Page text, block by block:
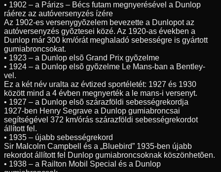
• 1902 – a Párizs – Bécs futam megnyerésével a Dunlop
ráérez az autóversenyzés ízére
Az 1902-es versenygyõzelem bevezette a Dunlopot az
autóversenyzés gyõztesei közé. Az 1920-as években a
Dunlop már 300 km/órát meghaladó sebességre is gyártott
gumiabroncsokat.
• 1923 – a Dunlop elsõ Grand Prix gyõzelme
• 1924 – a Dunlop elsõ gyõzelme Le Mans-ban a Bentley-
vel.
Ez a két név uralta az évtized sportéletét: 1927 és 1930
között mind a 4 évben megnyerték a le mans-i versenyt.
• 1927 – a Dunlop elsõ szárazföldi sebességrekordja
1927-ben Henry Segrave a Dunlop gumiabroncsai
segítségével 372 km/órás szárazföldi sebességrekordot
állított fel.
• 1935 – újabb sebességrekord
Sir Malcolm Campbell és a „Bluebird” 1935-ben újabb
rekordot állított fel Dunlop gumiabroncsoknak köszönhetõen.
• 1938 – a Railton Mobil Special és a Dunlop